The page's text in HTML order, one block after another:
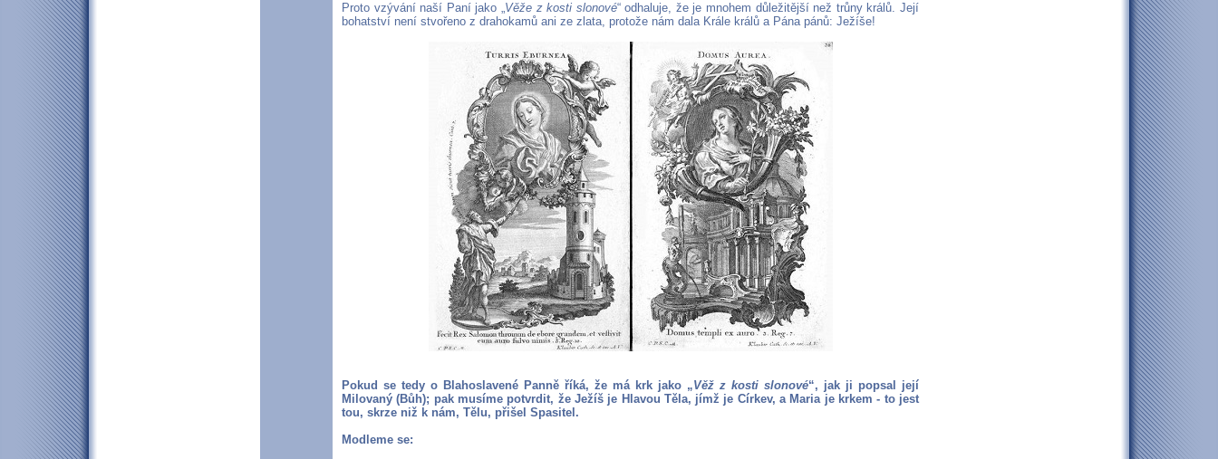
Proto vzývání naší Paní jako „Věže z kosti slonové“ odhaluje, že je mnohem důležitější než trůny králů. Její
bohatství není stvořeno z drahokamů ani ze zlata, protože nám dala Krále králů a Pána pánů: Ježíše!
Pokud se tedy o Blahoslavené Panně říká, že má krk jako „Věž z kosti slonové“, jak ji popsal její
Milovaný (Bůh); pak musíme potvrdit, že Ježíš je Hlavou Těla, jímž je Církev, a Maria je krkem - to jest
tou, skrze niž k nám, Tělu, přišel Spasitel.
Modleme se: